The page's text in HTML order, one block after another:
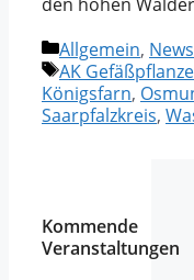
Kategorien
Allgemein,
Schlagwörter
AK
Königsfarn,
Saarpfalzkreis,
Kommende
Veranstaltungen